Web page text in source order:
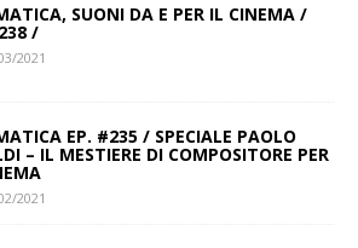
SUONI DA E PER IL CINEMA /
/
2021
EP. #235 / SPECIALE PAOLO
– IL MESTIERE DI COMPOSITORE PER
2021